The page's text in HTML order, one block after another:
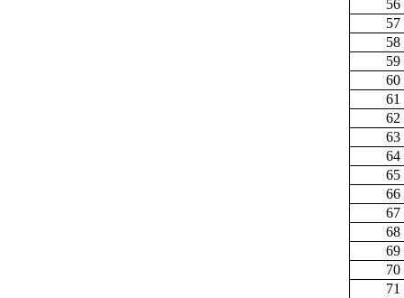
56
57
58
59
60
61
62
63
64
65
66
67
68
69
70
71